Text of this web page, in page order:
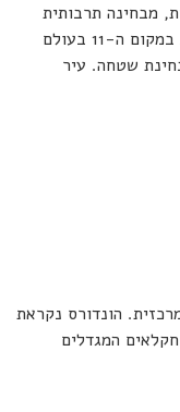
מבחינה תרבותית
שייכת לאמריקה הלטינית. מקסיקו מדורגת במקום ה-11 בעולם
האוכלוסייה ובמקום ה-15 מבחינת שטחה. עיר
הונדורס נקראת
המגדלים